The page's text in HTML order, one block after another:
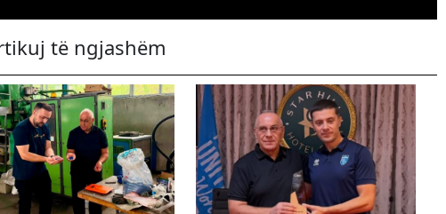
të ngjashëm